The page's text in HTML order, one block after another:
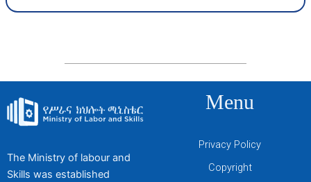
The Ministry of labour and
Skills was established
Menu
Privacy Policy
Copyright